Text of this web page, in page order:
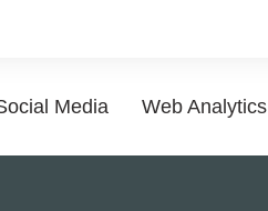
Media Web Analytics